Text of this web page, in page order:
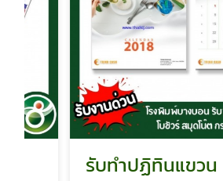
รับทำปฏิทินแขวน ราค